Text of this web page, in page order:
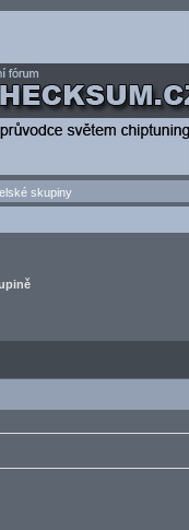
skupiny